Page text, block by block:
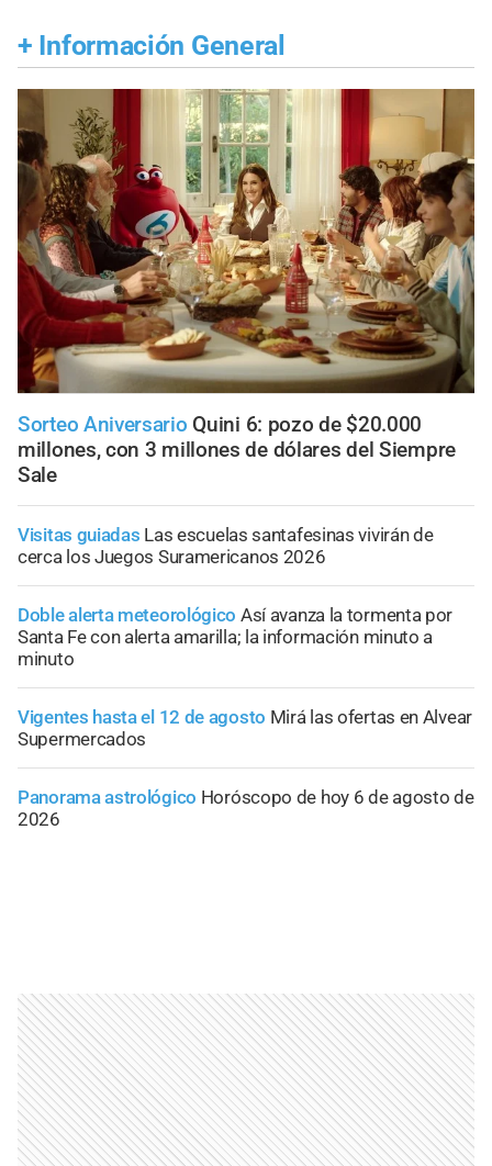
+ Información General
Sorteo Aniversario Quini 6: pozo de $20.000
millones, con 3 millones de dólares del Siempre
Sale
Visitas guiadas Las escuelas santafesinas vivirán de
cerca los Juegos Suramericanos 2026
Doble alerta meteorológico Así avanza la tormenta por
Santa Fe con alerta amarilla; la información minuto a
minuto
Vigentes hasta el 12 de agosto Mirá las ofertas en Alvear
Supermercados
Panorama astrológico Horóscopo de hoy 6 de agosto de
2026